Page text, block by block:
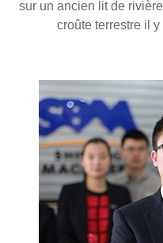
sur un ancien lit de
croûte terrestre il